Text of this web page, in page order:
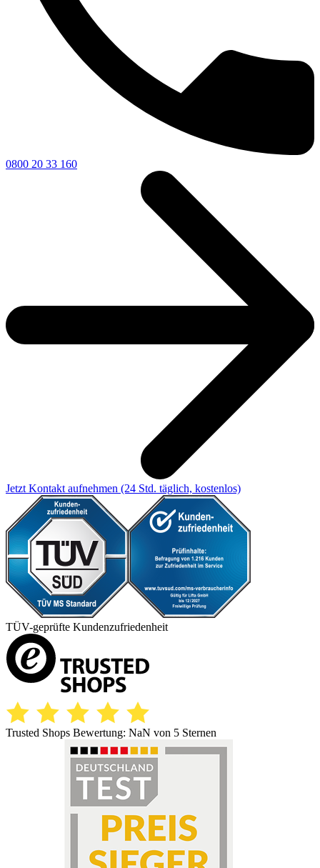
0800 20 33 160
Jetzt Kontakt aufnehmen (24 Std. täglich, kostenlos)
TÜV-geprüfte Kundenzufriedenheit
Trusted Shops Bewertung: NaN von 5 Sternen